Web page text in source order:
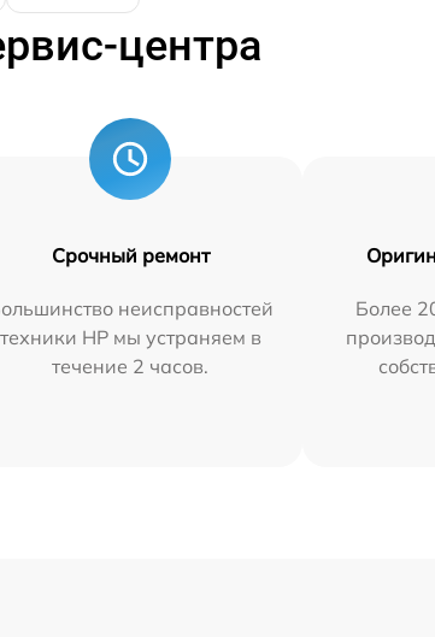
центра
Срочный ремонт
неисправностей
техники HP мы устраняем в
течение 2 часов.
Более